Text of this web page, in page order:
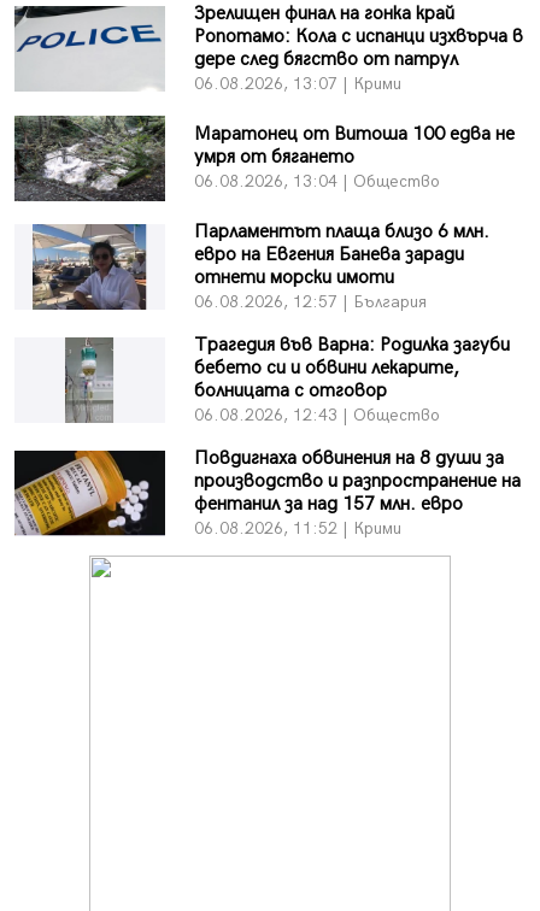
Зрелищен финал на гонка край
Ропотамо: Кола с испанци изхвърча в
дере след бягство от патрул
06.08.2026, 13:07 | Крими
Маратонец от Витоша 100 едва не
умря от бягането
06.08.2026, 13:04 | Общество
Парламентът плаща близо 6 млн.
евро на Евгения Банева заради
отнети морски имоти
06.08.2026, 12:57 | България
Трагедия във Варна: Родилка загуби
бебето си и обвини лекарите,
болницата с отговор
06.08.2026, 12:43 | Общество
Повдигнаха обвинения на 8 души за
производство и разпространение на
фентанил за над 157 млн. евро
06.08.2026, 11:52 | Крими